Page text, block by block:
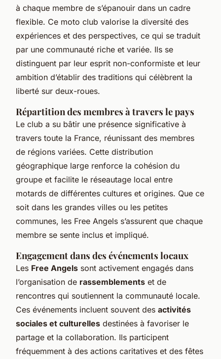
à chaque membre de s’épanouir dans un cadre
flexible. Ce moto club valorise la diversité des
expériences et des perspectives, ce qui se traduit
par une communauté riche et variée. Ils se
distinguent par leur esprit non-conformiste et leur
ambition d’établir des traditions qui célèbrent la
liberté sur deux-roues.
Répartition des membres à travers le pays
Le club a su bâtir une présence significative à
travers toute la France, réunissant des membres
de régions variées. Cette distribution
géographique large renforce la cohésion du
groupe et facilite le réseautage local entre
motards de différentes cultures et origines. Que ce
soit dans les grandes villes ou les petites
communes, les Free Angels s’assurent que chaque
membre se sente inclus et impliqué.
Engagement dans des événements locaux
Les Free Angels sont activement engagés dans
l’organisation de rassemblements et de
rencontres qui soutiennent la communauté locale.
Ces événements incluent souvent des activités
sociales et culturelles destinées à favoriser le
partage et la collaboration. Ils participent
fréquemment à des actions caritatives et des fêtes